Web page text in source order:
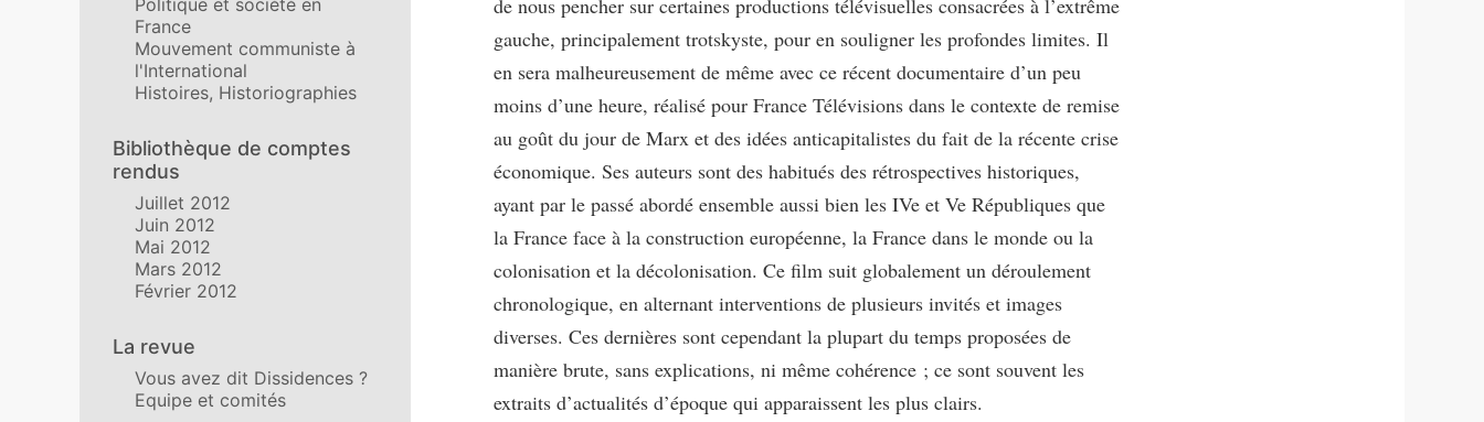
France
Mouvement communiste à
l'International
Histoires, Historiographies
Bibliothèque de comptes
rendus
Juillet 2012
Juin 2012
Mai 2012
Mars 2012
Février 2012
La revue
Vous avez dit Dissidences ?
Equipe et comités
de nous pencher sur certaines productions télévisuelles consacrées à l’extrême
gauche, principalement trotskyste, pour en souligner les profondes limites. Il
en sera malheureusement de même avec ce récent documentaire d’un peu
moins d’une heure, réalisé pour France Télévisions dans le contexte de remise
au goût du jour de Marx et des idées anticapitalistes du fait de la récente crise
économique. Ses auteurs sont des habitués des rétrospectives historiques,
ayant par le passé abordé ensemble aussi bien les IVe et Ve Républiques que
la France face à la construction européenne, la France dans le monde ou la
colonisation et la décolonisation. Ce film suit globalement un déroulement
chronologique, en alternant interventions de plusieurs invités et images
diverses. Ces dernières sont cependant la plupart du temps proposées de
manière brute, sans explications, ni même cohérence ; ce sont souvent les
extraits d’actualités d’époque qui apparaissent les plus clairs.